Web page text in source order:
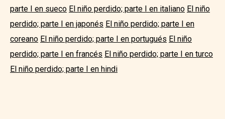
parte I en sueco El niño perdido; parte I en italiano El niño
perdido; parte I en japonés El niño perdido; parte I en
coreano El niño perdido; parte I en portugués El niño
perdido; parte I en francés El niño perdido; parte I en turco
El niño perdido; parte I en hindi